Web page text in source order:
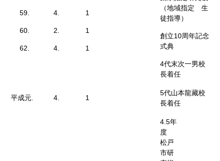
59.
60.
62.
4.
2.
4.
1
1
1
（地域指定 生
徒指導）
創立10周年記念
式典
4代末次一男校
長着任
平成元. 4. 1
5代山本龍藏校
長着任
4.5年
度
松戸
市研